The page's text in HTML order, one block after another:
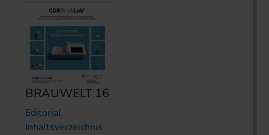
BRAUWELT 16
Editorial
Inhaltsverzeichnis